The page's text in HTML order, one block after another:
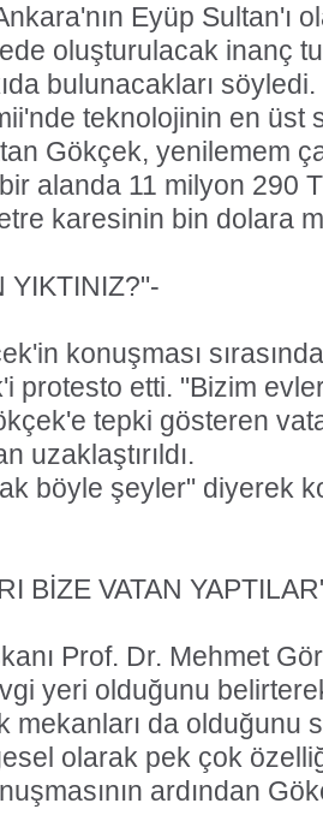
Eyüp Sultan'ı
oluşturulacak inanç
bulunacakları söyledi.
teknolojinin en üst
Gökçek, yenilemem
alanda 11 milyon 290
karesinin bin dolara
YIKTINIZ?"-
konuşması
protesto etti. "Bizim
tepki gösteren
uzaklaştırıldı.
böyle şeyler" diyerek
BİZE VATAN
Prof. Dr. Mehmet
yeri olduğunu
mekanları da olduğunu
olarak pek çok
ardından